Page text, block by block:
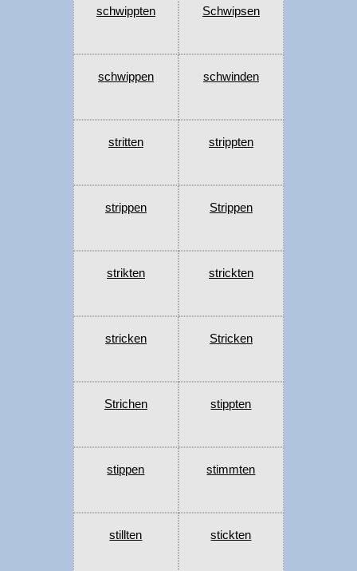
schwippten Schwipsen
schwippen schwinden
stritten strippten
strippen Strippen
strikten strickten
stricken Stricken
Strichen stippten
stippen stimmten
stillten stickten